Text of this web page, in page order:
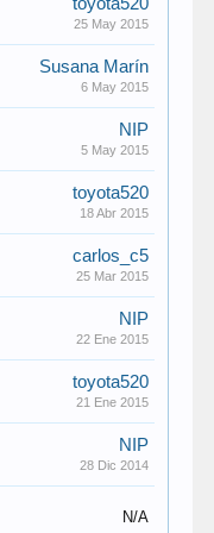
25 May 2015
Susana Marín
6 May 2015
NIP
5 May 2015
toyota520
18 Abr 2015
carlos_c5
25 Mar 2015
NIP
22 Ene 2015
toyota520
21 Ene 2015
NIP
28 Dic 2014
N/A